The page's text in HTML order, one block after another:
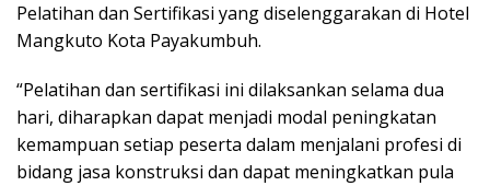
Pelatihan dan Sertifikasi yang diselenggarakan di Hotel
Mangkuto Kota Payakumbuh.
“Pelatihan dan sertifikasi ini dilaksankan selama dua
hari, diharapkan dapat menjadi modal peningkatan
kemampuan setiap peserta dalam menjalani profesi di
bidang jasa konstruksi dan dapat meningkatkan pula